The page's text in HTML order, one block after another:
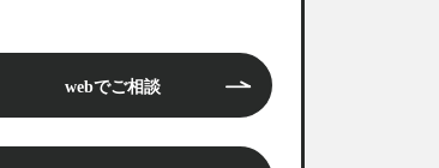
webでご相談